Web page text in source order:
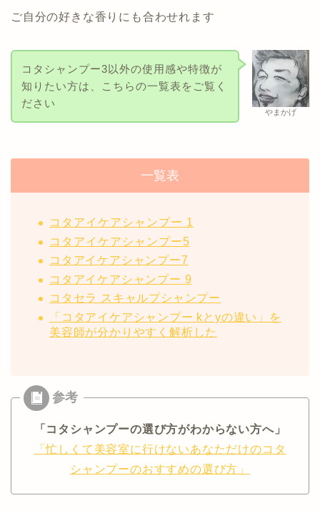
ご自分の好きな香りにも合わせれます
やまかげ
コタシャンプー3以外の使用感や特徴が
知りたい方は、こちらの一覧表をご覧く
ださい
一覧表
コタアイケアシャンプー 1
コタアイケアシャンプー5
コタアイケアシャンプー7
コタアイケアシャンプー 9
コタセラ スキャルプシャンプー
「コタアイケアシャンプー kとyの違い」を
美容師が分かりやすく解析した
「コタシャンプーの選び方がわからない方へ」
「忙しくて美容室に行けないあなただけのコタ
シャンプーのおすすめの選び方」